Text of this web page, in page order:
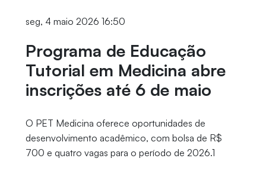
seg, 4 maio 2026 16:50
Programa de Educação
Tutorial em Medicina abre
inscrições até 6 de maio
O PET Medicina oferece oportunidades de
desenvolvimento acadêmico, com bolsa de R$
700 e quatro vagas para o período de 2026.1